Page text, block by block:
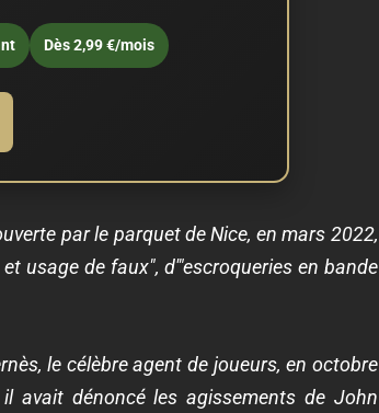
Dès 2,99 €/mois
par le parquet de Nice, en mars 2022,
usage de faux", d'"escroqueries en bande
le célèbre agent de joueurs, en octobre
il avait dénoncé les agissements de John